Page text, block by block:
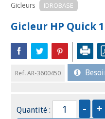
Gicleurs IDROBASE
Gicleur HP Quick
Ref. AR-3600450
Quantité :